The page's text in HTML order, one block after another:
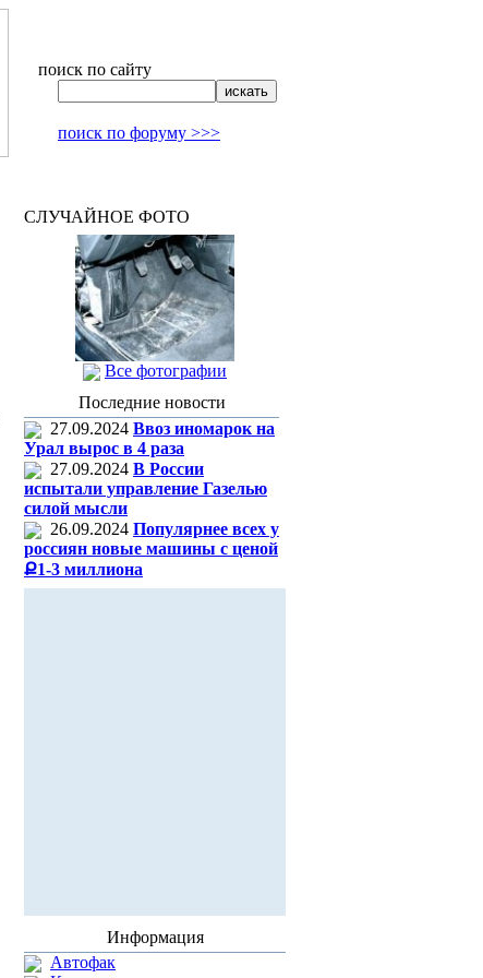
поиск по сайту
поиск по форуму >>>
СЛУЧАЙНОЕ ФОТО
Все фотографии
Последние новости
27.09.2024 Ввоз иномарок на
Урал вырос в 4 раза
27.09.2024 В России
испытали управление Газелью
силой мысли
26.09.2024 Популярнее всех у
россиян новые машины с ценой
Ք1-3 миллиона
Информация
Автофак